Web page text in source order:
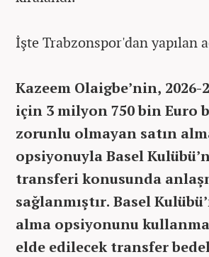
İşte Trabzonspor'dan yapılan
Kazeem Olaigbe’nin, 2026-
için 3 milyon 750 bin Euro
zorunlu olmayan satın
opsiyonuyla Basel
transferi konusunda
sağlanmıştır. Basel
alma opsiyonunu
elde edilecek transfer